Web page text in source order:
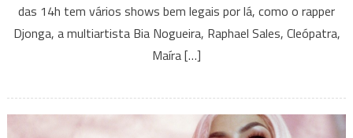
a
baixo
custo
BH
das 14h tem vários shows bem legais por lá, como o rapper
Djonga, a multiartista Bia Nogueira, Raphael Sales, Cleópatra,
Maíra […]